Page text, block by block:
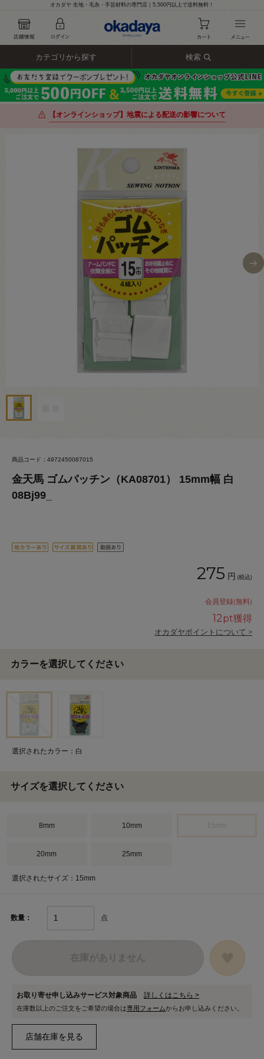
オカダヤ 生地・毛糸・手芸材料の専門店｜5,500円以上で送料無料！
カテゴリから探す 検索
【オンラインショップ】地震による配送の影響について
商品コード：4972450087015
金天馬 ゴムパッチン（KA08701） 15mm幅 白
08Bj99_
275 円 (税込)
会員登録(無料)
12pt獲得
オカダヤポイントについて >
カラーを選択してください
選択されたカラー：白
サイズを選択してください
8mm 10mm
20mm 25mm
選択されたサイズ：15mm
数量： 点
お取り寄せ申し込みサービス対象商品 詳しくはこちら >
在庫数以上のご注文をご希望の場合は専用フォームからお申し込みください。